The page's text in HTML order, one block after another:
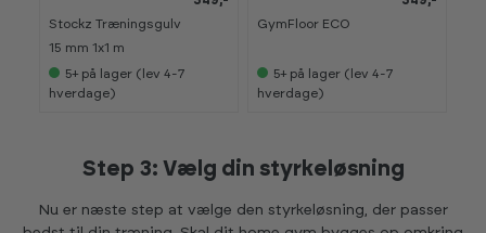
Stockz Træningsgulv
15 mm 1x1 m
5+ på lager (lev 4-7
hverdage)
GymFloor ECO
5+ på lager (lev 4-7
hverdage)
Step 3: Vælg din styrkeløsning
Nu er næste step at vælge den styrkeløsning, der passer